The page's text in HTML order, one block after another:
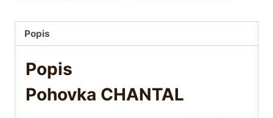
Popis
Popis
Pohovka CHANTAL